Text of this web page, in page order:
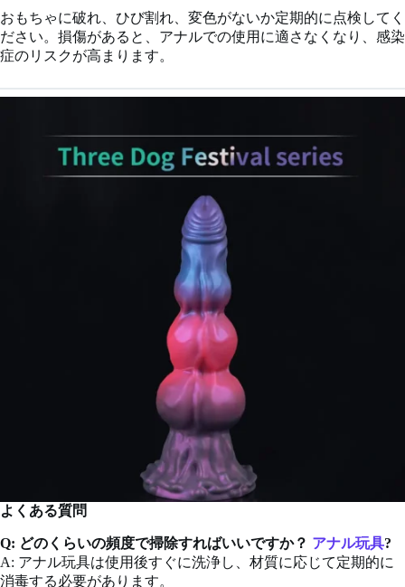
おもちゃに破れ、ひび割れ、変色がないか定期的に点検してく
ださい。損傷があると、アナルでの使用に適さなくなり、感染
症のリスクが高まります。
よくある質問
Q: どのくらいの頻度で掃除すればいいですか？ アナル玩具?
A: アナル玩具は使用後すぐに洗浄し、材質に応じて定期的に
消毒する必要があります。